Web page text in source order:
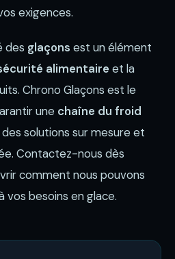
exigences.
des glaçons est un élément
alimentaire et la
Chrono Glaçons est le
une chaîne du froid
solutions sur mesure et
Contactez-nous dès
comment nous pouvons
vos besoins en glace.